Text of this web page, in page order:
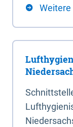
Weitere